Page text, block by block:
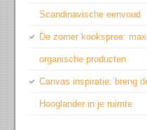
Scandinavische eenvoud
De zomer kookspree:
organische producten
Canvas inspiratie: breng
Hooglander in je ruimte